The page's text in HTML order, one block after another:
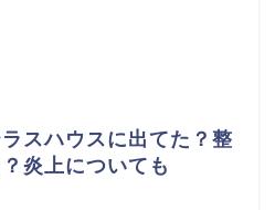
スハウスに出てた？整
炎上についても